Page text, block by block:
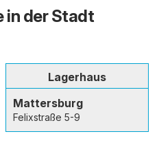
in der Stadt
Lagerhaus
Mattersburg
Felixstraße 5-9